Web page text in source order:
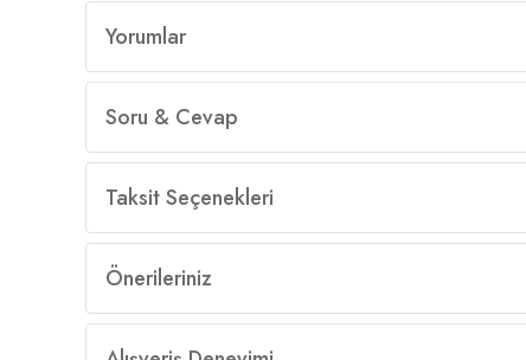
Yorumlar
Soru & Cevap
Taksit Seçenekleri
Önerileriniz